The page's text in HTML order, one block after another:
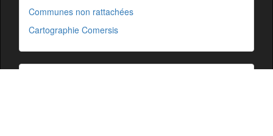
Communes non rattachées
Cartographie Comersis